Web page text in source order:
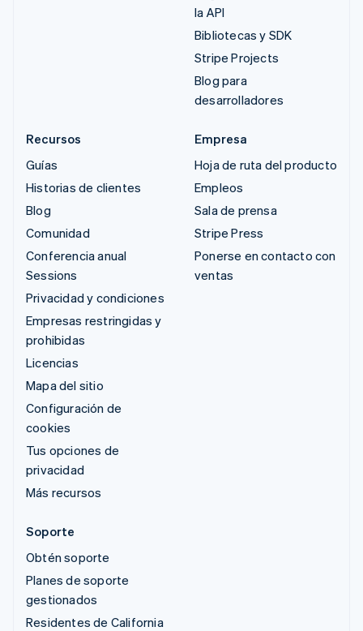
la API
Bibliotecas y SDK
Stripe Projects
Blog para
desarrolladores
Recursos
Guías
Historias de clientes
Blog
Comunidad
Conferencia anual
Sessions
Privacidad y condiciones
Empresas restringidas y
prohibidas
Licencias
Mapa del sitio
Configuración de
cookies
Tus opciones de
privacidad
Más recursos
Empresa
Hoja de ruta del producto
Empleos
Sala de prensa
Stripe Press
Ponerse en contacto con
ventas
Soporte
Obtén soporte
Planes de soporte
gestionados
Residentes de California